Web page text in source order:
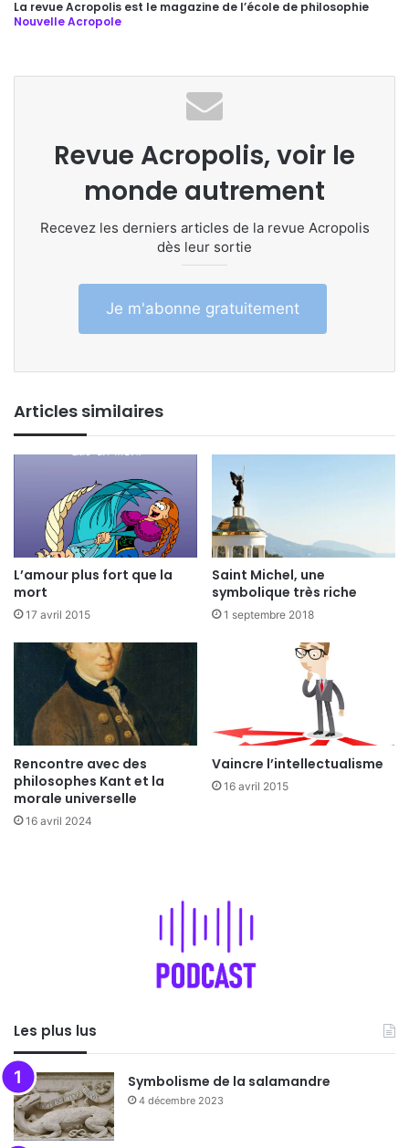
La revue Acropolis est le magazine de l’école de philosophie
Nouvelle Acropole
Revue Acropolis, voir le
monde autrement
Recevez les derniers articles de la revue Acropolis
dès leur sortie
Je m'abonne gratuitement
Articles similaires
L’amour plus fort que la
mort
17 avril 2015
Saint Michel, une
symbolique très riche
1 septembre 2018
Rencontre avec des
philosophes Kant et la
morale universelle
16 avril 2024
Vaincre l’intellectualisme
16 avril 2015
Les plus lus
Symbolisme de la salamandre
4 décembre 2023